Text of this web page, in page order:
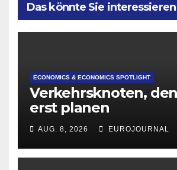
Das könnte Sie interessieren
ECONOMICS & ECONOMICS SPOTLIGHT
Verkehrsknoten,
erst planen
AUG. 8, 2026 EUROJOURNAL